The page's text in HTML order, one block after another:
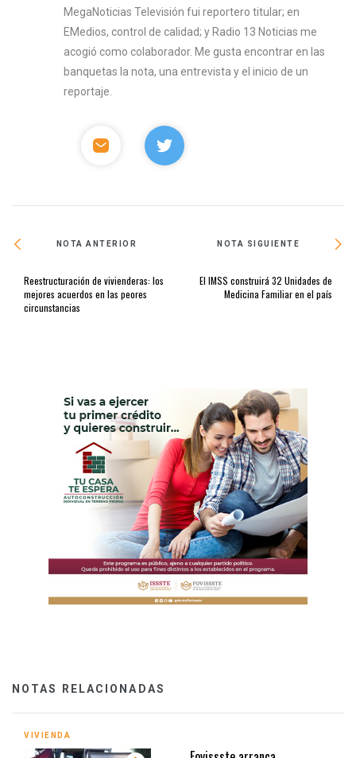
MegaNoticias Televisión fui reportero titular; en
EMedios, control de calidad; y Radio 13 Noticias me
acogió como colaborador. Me gusta encontrar en las
banquetas la nota, una entrevista y el inicio de un
reportaje.
NOTA ANTERIOR
Reestructuración de vivienderas: los
mejores acuerdos en las peores
circunstancias
NOTA SIGUIENTE
El IMSS construirá 32 Unidades de
Medicina Familiar en el país
NOTAS RELACIONADAS
VIVIENDA